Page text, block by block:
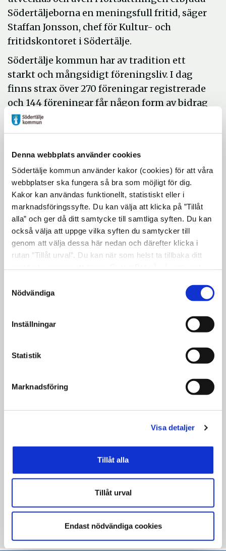
Denna webbplats använder cookies
Södertälje kommun använder kakor (cookies) för att våra
webbplatser ska fungera så bra som möjligt för dig.
Kakor kan användas funktionellt, statistiskt eller i
marknadsföringssyfte. Du kan välja att klicka på ”Tillåt
alla” och ger då ditt samtycke till samtliga syften. Du kan
också välja att uppge vilka syften du samtycker till
genom att välja dessa här nedan och därefter klicka i
rutan ”Tillåt urval”. Du kan när som helst ta tillbaka ditt
"Visa detaljer" kan du läsa om hur kakorna används och
hur vi och våra leverantörer inhämtar och behandlar
Nödvändiga
Inställningar
Statistik
Marknadsföring
Visa detaljer
Tillåt alla
Tillåt urval
Endast nödvändiga cookies
Södertäljeborna en meningsfull fritid, säger
Staffan Jonsson, chef för Kultur- och
fritidskontoret i Södertälje.
Södertälje kommun har av tradition ett
starkt och mångsidigt föreningsliv. I dag
finns strax över 270 föreningar registrerade
och 144 föreningar får någon form av bidrag
från kultur- och fritidsnämnden.
– Alla har rätt till en kreativ fritid som
stärker självkänslan. Studier visar också att
tenderar att känna ett större engagemang
för demokratifrågor i största allmänhet. Vår
roll är att försöka ge de förutsättningar som
krävs för att Södertäljes föreningar ska
kunna fortsätta att göra ett fantastiskt jobb,
säger Anna Bohman Enmalm, ordförande
Utbetalningarna till föreningslivet sker två
gånger per år, en gång på våren och en gång
per år.
Mer information:
fritidskontoret, 08-523 064 64,
Angelica Vallgren, PR- och pressansvarig,
angelica.vallgren@sodertalje.se
Uppdaterad: 2018-02-16